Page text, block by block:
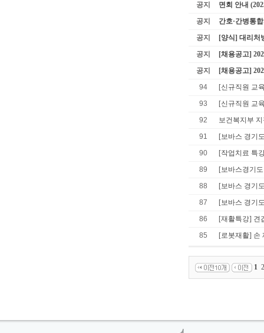
공지
면회 안내
공지
간호·간병통
공지
[양식] 대리처
공지
[채용공고]
공지
[채용공고]
94
[신규직원 교
93
[신규직원 교
92
보건복지부
91
[보바스 경기
90
[작업치료 특
89
[보바스경기
88
[보바스 경기
87
[보바스 경기
86
[재활특강] 견
85
[로봇재활] 손
1 2